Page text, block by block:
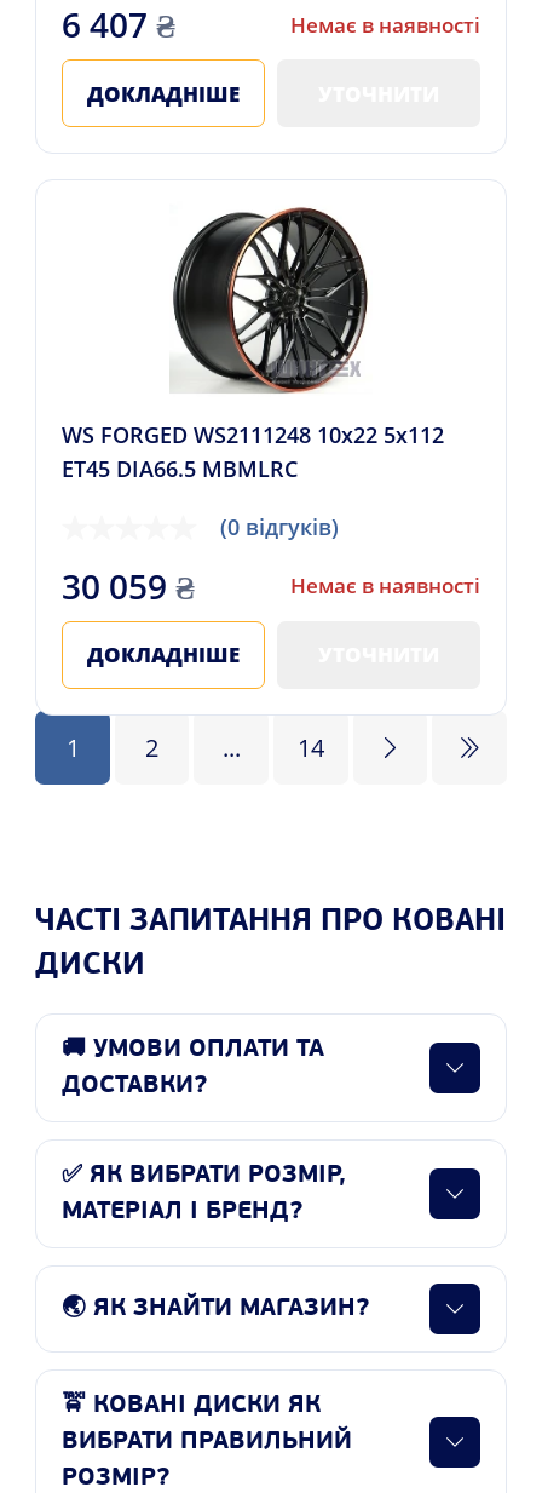
6 407 ₴ Немає в наявності
ДОКЛАДНІШЕ
WS FORGED WS2111248 10x22 5x112
ET45 DIA66.5 MBMLRC
(0 відгуків)
30 059 ₴ Немає в наявності
ДОКЛАДНІШЕ
1 2 ... 14
ЧАСТІ ЗАПИТАННЯ ПРО КОВАНІ
ДИСКИ
🚚 УМОВИ ОПЛАТИ ТА
ДОСТАВКИ?
✅ ЯК ВИБРАТИ РОЗМІР,
МАТЕРІАЛ І БРЕНД?
🌏 ЯК ЗНАЙТИ МАГАЗИН?
🚖 КОВАНІ ДИСКИ ЯК
ВИБРАТИ ПРАВИЛЬНИЙ
РОЗМІР?